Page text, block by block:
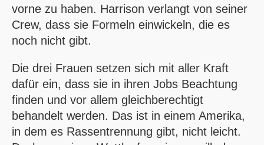
vorne zu haben. Harrison verlangt von seiner
Crew, dass sie Formeln einwickeln, die es
noch nicht gibt.
Die drei Frauen setzen sich mit aller Kraft
dafür ein, dass sie in ihren Jobs Beachtung
finden und vor allem gleichberechtigt
behandelt werden. Das ist in einem Amerika,
in dem es Rassentrennung gibt, nicht leicht.